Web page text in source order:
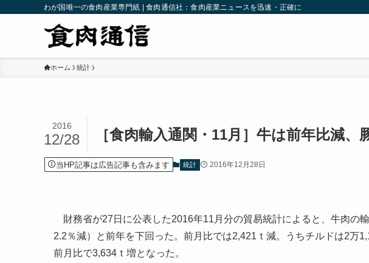
わが国唯一の食肉産業専門紙 | 食肉通信社：食肉産業ニュースを迅速・正確に
ホーム 統計
［食肉輸入通関・11月］牛は前年比減、
2016
12/28
当HP記事は広告記事も含みます 統計 2016年12月28日
財務省が27日に公表した2016年11月分の貿易統計によると、牛肉の
2.2％減）と前年を下回った。前月比では2,421ｔ減。うちチルドは2万
前月比で3,634ｔ増となった。